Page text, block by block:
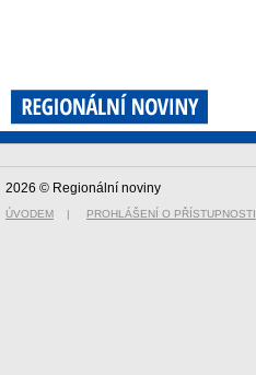
2026 © Regionální noviny
ÚVODEM | PROHLÁŠENÍ O PŘÍSTUPNOSTI